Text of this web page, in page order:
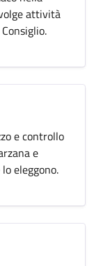
attività
e controllo
e
eleggono.